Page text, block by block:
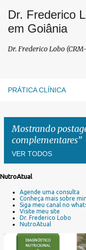
Pular
Dr. Frederico
em Goiânia
Dr. Frederico Lobo (CRM-
PRÁTICA CLÍNICA
Mostrando
complementares
VER TODOS
g
NutroAtual
Agende uma consulta
Conheça mais sobre
Siga meu canal no
Visite meu site
Dr. Frederico Lobo
NutroAtual